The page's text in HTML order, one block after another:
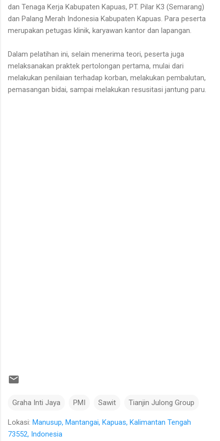
dan Tenaga Kerja Kabupaten Kapuas, PT. Pilar K3 (Semarang)
dan Palang Merah Indonesia Kabupaten Kapuas. Para peserta
merupakan petugas klinik, karyawan kantor dan lapangan.
Dalam pelatihan ini, selain menerima teori, peserta juga
melaksanakan praktek pertolongan pertama, mulai dari
melakukan penilaian terhadap korban, melakukan pembalutan,
pemasangan bidai, sampai melakukan resusitasi jantung paru.
Graha Inti Jaya PMI Sawit Tianjin Julong Group
Lokasi: Manusup, Mantangai, Kapuas, Kalimantan Tengah
73552, Indonesia